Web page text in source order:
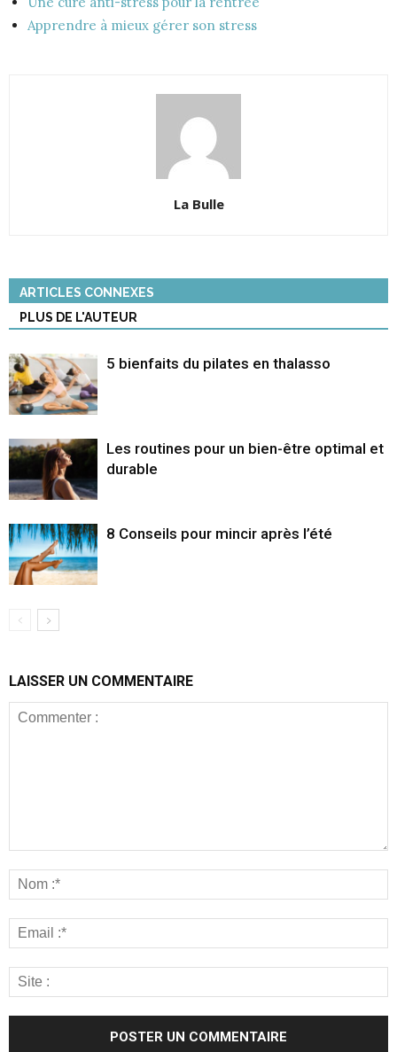
Apprendre à mieux gérer son stress
La Bulle
ARTICLES CONNEXES
PLUS DE L'AUTEUR
5 bienfaits du pilates en thalasso
Les routines pour un bien-être optimal et
durable
8 Conseils pour mincir après l’été
LAISSER UN COMMENTAIRE